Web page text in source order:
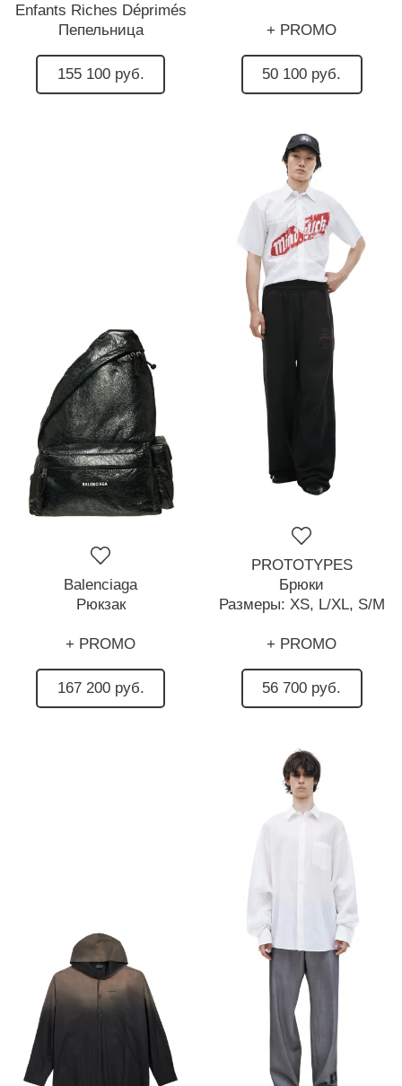
Enfants Riches Déprimés
Пепельница
155 100 руб.
+ PROMO
50 100 руб.
Balenciaga
Рюкзак
+ PROMO
167 200 руб.
PROTOTYPES
Брюки
Размеры: XS, L/XL, S/M
+ PROMO
56 700 руб.